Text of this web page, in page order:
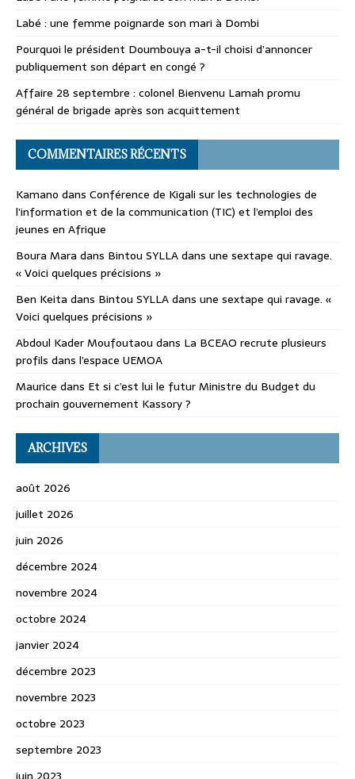
Labé : une femme poignarde son mari à Dombi
Pourquoi le président Doumbouya a-t-il choisi d’annoncer
publiquement son départ en congé ?
Affaire 28 septembre : colonel Bienvenu Lamah promu
général de brigade après son acquittement
COMMENTAIRES RÉCENTS
Kamano dans Conférence de Kigali sur les technologies de
l’information et de la communication (TIC) et l’emploi des
jeunes en Afrique
Boura Mara dans Bintou SYLLA dans une sextape qui ravage.
« Voici quelques précisions »
Ben Keita dans Bintou SYLLA dans une sextape qui ravage. «
Voici quelques précisions »
Abdoul Kader Moufoutaou dans La BCEAO recrute plusieurs
profils dans l’espace UEMOA
Maurice dans Et si c’est lui le futur Ministre du Budget du
prochain gouvernement Kassory ?
ARCHIVES
août 2026
juillet 2026
juin 2026
décembre 2024
novembre 2024
octobre 2024
janvier 2024
décembre 2023
novembre 2023
octobre 2023
septembre 2023